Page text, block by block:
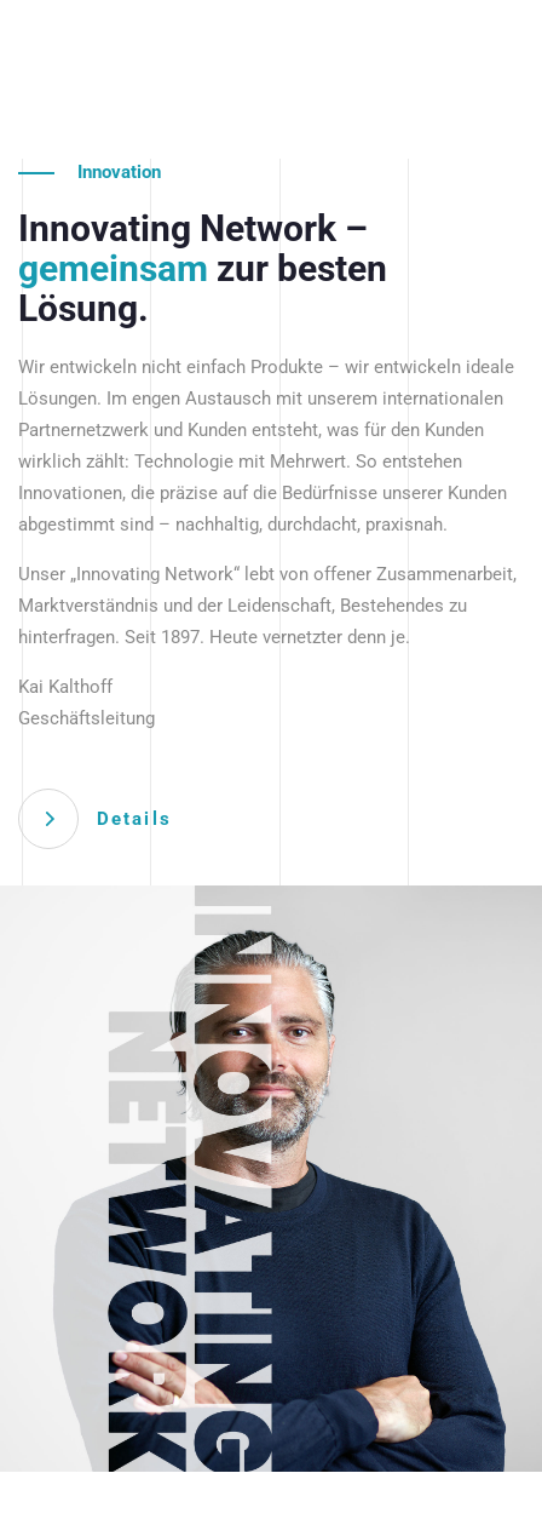
Innovation
Innovating Network –
gemeinsam zur besten
Lösung.
Wir entwickeln nicht einfach Produkte – wir entwickeln ideale
Lösungen. Im engen Austausch mit unserem internationalen
Partnernetzwerk und Kunden entsteht, was für den Kunden
wirklich zählt: Technologie mit Mehrwert. So entstehen
Innovationen, die präzise auf die Bedürfnisse unserer Kunden
abgestimmt sind – nachhaltig, durchdacht, praxisnah.
Unser „Innovating Network“ lebt von offener Zusammenarbeit,
Marktverständnis und der Leidenschaft, Bestehendes zu
hinterfragen. Seit 1897. Heute vernetzter denn je.
Kai Kalthoff
Geschäftsleitung
Details